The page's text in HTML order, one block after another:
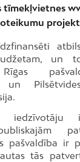
tīmekļvietnes
un
un
iedzīvotāju
pašvaldība ir
tās